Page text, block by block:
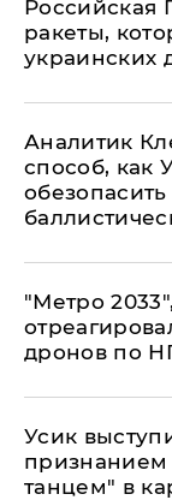
Российская
ракеты,
украинских
Аналитик
способ, как
"Метро
дронов по
Усик
танцем" в